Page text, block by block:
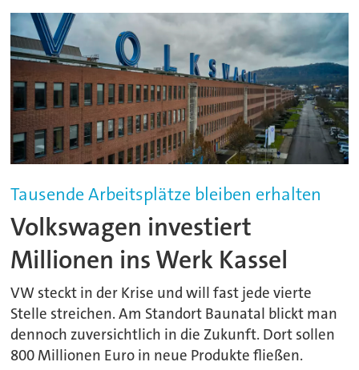
Tausende Arbeitsplätze bleiben erhalten
Volkswagen investiert
Millionen ins Werk Kassel
VW steckt in der Krise und will fast jede vierte
Stelle streichen. Am Standort Baunatal blickt man
dennoch zuversichtlich in die Zukunft. Dort sollen
800 Millionen Euro in neue Produkte fließen.